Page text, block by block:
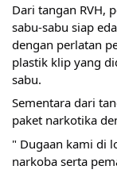
Dari tangan RVH,
sabu-sabu siap
dengan perlatan
plastik klip yang
sabu.
Sementara dari
paket narkotika
" Dugaan kami di
narkoba serta